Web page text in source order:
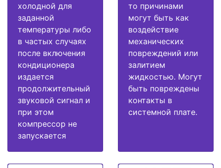
холодной для
заданной
температуры либо
в частых случаях
после включения
кондиционера
издается
продолжительный
звуковой сигнал и
при этом
компрессор не
запускается
то причинами
могут быть как
воздействие
механических
повреждений или
залитием
жидкостью. Могут
быть повреждены
контакты в
системной плате.